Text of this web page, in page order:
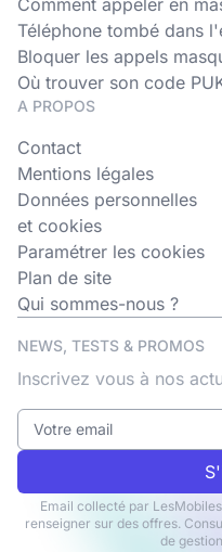
Téléphone tombé dans
Bloquer les appels
Où trouver son code
A PROPOS
Contact
Mentions légales
Données personnelles
et cookies
Paramétrer les cookies
Plan de site
Qui sommes-nous ?
NEWS, TESTS & PROMOS
Inscrivez vous à nos
Email collecté par
renseigner sur des offres.
de